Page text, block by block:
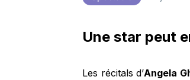
Une star peut
Les récitals d’Angela